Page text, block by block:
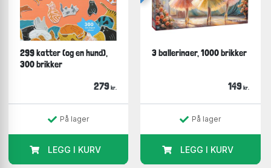
299 katter (og en hund),
300 brikker
279 kr.
På lager
LEGG I KURV
3 ballerinaer, 1000 brikker
149 kr.
På lager
LEGG I KURV